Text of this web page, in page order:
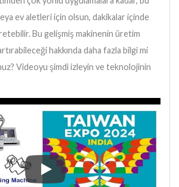
ev aletleri için olsun, dakikalar içinde
Bu gelişmiş makinenin üretim
hakkında daha fazla bilgi mi
Videoyu şimdi izleyin ve teknolojinin
Xinda, Hindistan'daki Tayvan